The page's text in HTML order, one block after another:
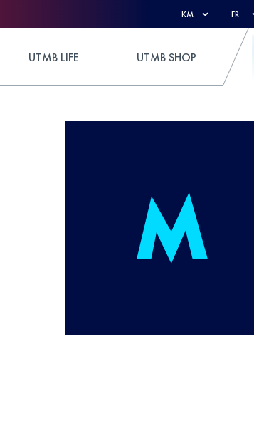
KM FR
UTMB LIFE UTMB SHOP